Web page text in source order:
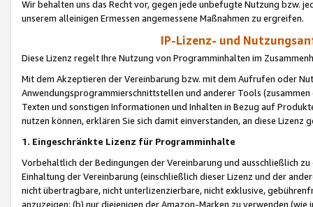
Wir behalten uns das Recht vor, gegen jede unbefugte Nutzung bzw.
unserem alleinigen Ermessen angemessene Maßnahmen zu ergreifen.
IP-Lizenz- und
Diese Lizenz regelt Ihre Nutzung von Programminhalten im
Mit dem Akzeptieren der Vereinbarung bzw. mit dem Aufrufen oder
Anwendungsprogrammierschnittstellen und anderer Tools (zusammen
Texten und sonstigen Informationen und Inhalten in Bezug auf
nutzen können, erklären Sie sich damit einverstanden, an diese Lizenz
1. Eingeschränkte Lizenz für Programminhalte
Vorbehaltlich der Bedingungen der Vereinbarung und ausschließlich
Einhaltung der Vereinbarung (einschließlich dieser Lizenz und der
nicht übertragbare, nicht unterlizenzierbare, nicht exklusive,
anzuzeigen; (b) nur diejenigen der Amazon-Marken zu verwenden